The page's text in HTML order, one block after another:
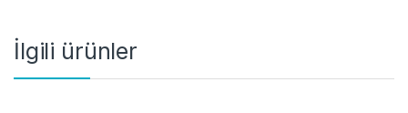
İlgili ürünler